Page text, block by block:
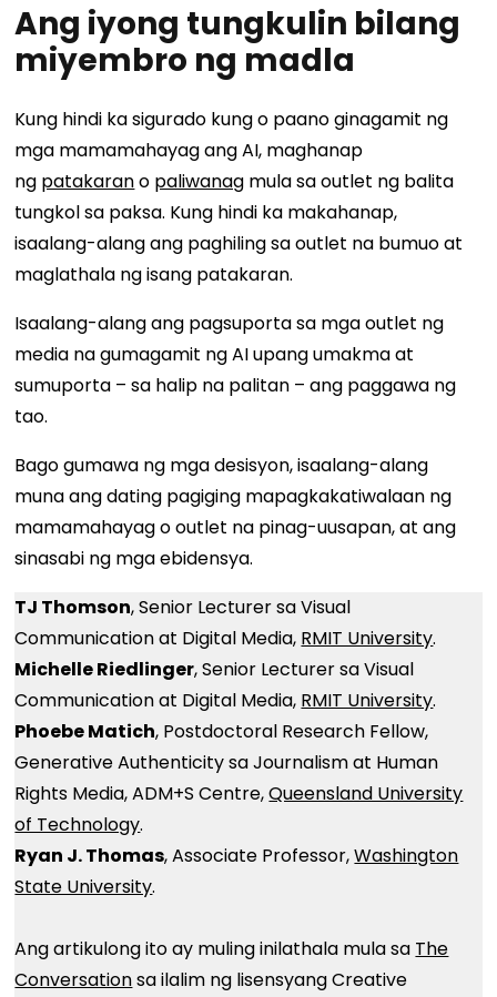
Ang iyong tungkulin bilang
miyembro ng madla
Kung hindi ka sigurado kung o paano ginagamit ng
mga mamamahayag ang AI, maghanap
ng patakarano paliwanag mula sa outlet ng balita
tungkol sa paksa. Kung hindi ka makahanap,
isaalang-alang ang paghiling sa outlet na bumuo at
maglathala ng isang patakaran.
Isaalang-alang ang pagsuporta sa mga outlet ng
media na gumagamit ng AI upang umakma at
sumuporta – sa halip na palitan – ang paggawa ng
tao.
Bago gumawa ng mga desisyon, isaalang-alang
muna ang dating pagiging mapagkakatiwalaan ng
mamamahayag o outlet na pinag-uusapan, at ang
sinasabi ng mga ebidensya.
TJ Thomson, Senior Lecturer sa Visual
Communication at Digital Media, RMIT University.
Michelle Riedlinger, Senior Lecturer sa Visual
Communication at Digital Media, RMIT University.
Phoebe Matich, Postdoctoral Research Fellow,
Generative Authenticity sa Journalism at Human
Rights Media, ADM+S Centre,Queensland University
of Technology.
Ryan J. Thomas, Associate Professor,Washington
State University.
Ang artikulong ito ay muling inilathala mula sa The
Conversationsa ilalim ng lisensyang Creative